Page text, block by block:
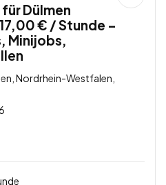
Dülmen
€ / Stunde –
Minijobs,
Nordrhein-Westfalen,